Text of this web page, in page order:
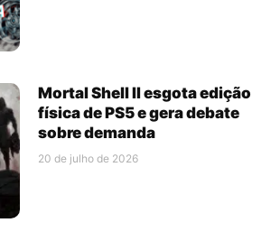
Mortal Shell II esgota edição
física de PS5 e gera debate
sobre demanda
20 de julho de 2026